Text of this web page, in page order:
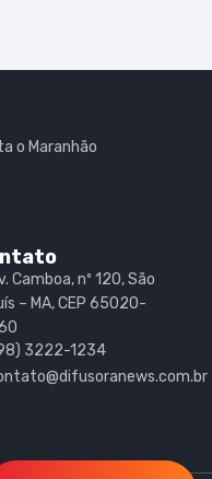
o Maranhão
Camboa, nº 120, São
– MA, CEP 65020-
3222-1234